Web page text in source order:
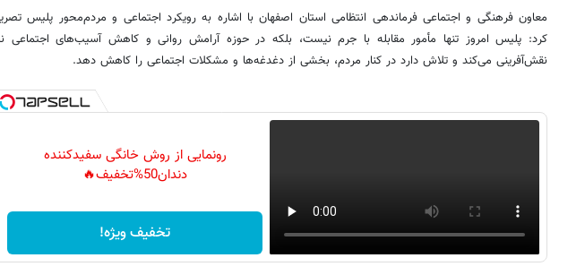
معاون فرهنگی و اجتماعی فرماندهی انتظامی استان اصفهان با اشاره به رویکرد اجتماعی و مردم‌محور پلیس
کرد: پلیس امروز تنها مأمور مقابله با جرم نیست، بلکه در حوزه آرامش روانی و کاهش آسیب‌های اجتماعی
نقش‌آفرینی می‌کند و تلاش دارد در کنار مردم، بخشی از دغدغه‌ها و مشکلات اجتماعی را کاهش دهد.
رونمایی از روش خانگی سفیدکننده
دندان50%تخفیف🔥
تخفیف ویژه!